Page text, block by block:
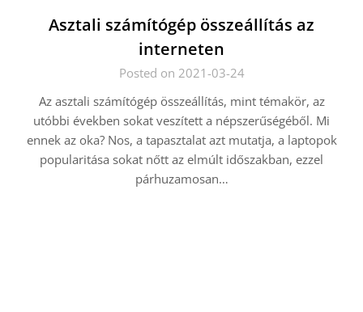
Asztali számítógép összeállítás az
interneten
Posted on 2021-03-24
Az asztali számítógép összeállítás, mint témakör, az
utóbbi években sokat veszített a népszerűségéből. Mi
ennek az oka? Nos, a tapasztalat azt mutatja, a laptopok
popularitása sokat nőtt az elmúlt időszakban, ezzel
párhuzamosan…